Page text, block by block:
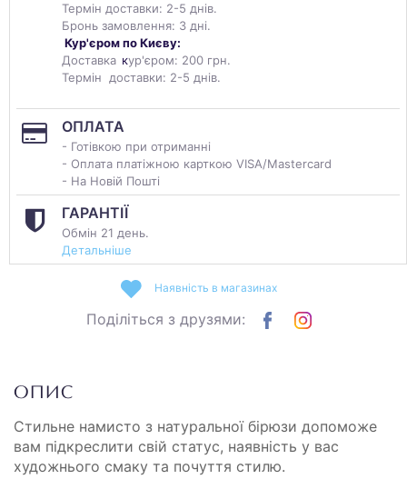
Термін доставки: 2-5 днів.
Бронь замовлення: 3 дні.
Кур'єром по Києву:
Доставка кур'єром: 200 грн.
Термін доставки: 2-5 днів.
ОПЛАТА
- Готівкою при отриманні
- Оплата платіжною карткою VISA/Mastercard
- На Новій Пошті
ГАРАНТІЇ
Обмін 21 день.
Детальніше
Наявність в магазинах
Поділіться з друзями:
ОПИС
Стильне намисто з натуральної бірюзи допоможе
вам підкреслити свій статус, наявність у вас
художнього смаку та почуття стилю.